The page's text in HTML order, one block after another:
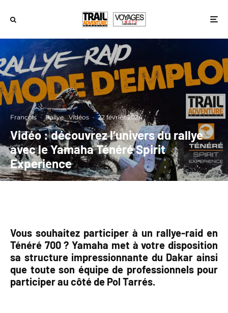
François · Rallye Vidéos · 22 février 2024
Vidéo : découvrez l’univers du rallye
avec le Yamaha Ténéré Spirit
Experience
Vous souhaitez participer à un rallye-raid en
Ténéré 700 ? Yamaha met à votre disposition
sa structure impressionnante du Dakar ainsi
que toute son équipe de professionnels pour
participer au côté de Pol Tarrés.